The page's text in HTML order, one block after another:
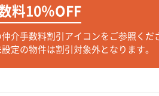
料10％OFF
介手数料割引アイコンをご参照くだ
定の物件は割引対象外となります。